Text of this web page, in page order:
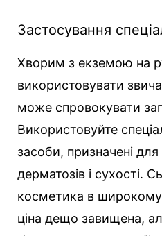
Застосування
Хворим з екземою на
використовувати
може спровокувати
Використовуйте
засоби, призначені
дерматозів і сухості.
косметика в широкому
ціна дещо завищена,